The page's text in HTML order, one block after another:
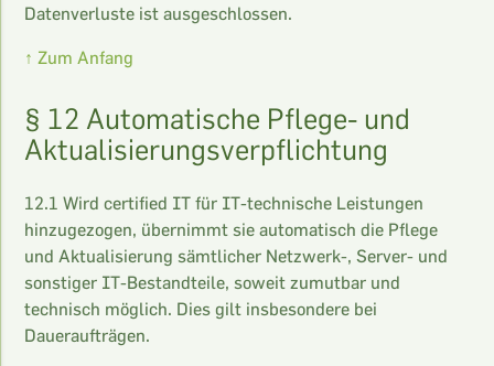
Datenverluste ist ausgeschlossen.
↑ Zum Anfang
§ 12 Automatische Pflege- und
Aktualisierungsverpflichtung
12.1 Wird certified IT für IT-technische Leistungen
hinzugezogen, übernimmt sie automatisch die Pflege
und Aktualisierung sämtlicher Netzwerk-, Server- und
sonstiger IT-Bestandteile, soweit zumutbar und
technisch möglich. Dies gilt insbesondere bei
Daueraufträgen.